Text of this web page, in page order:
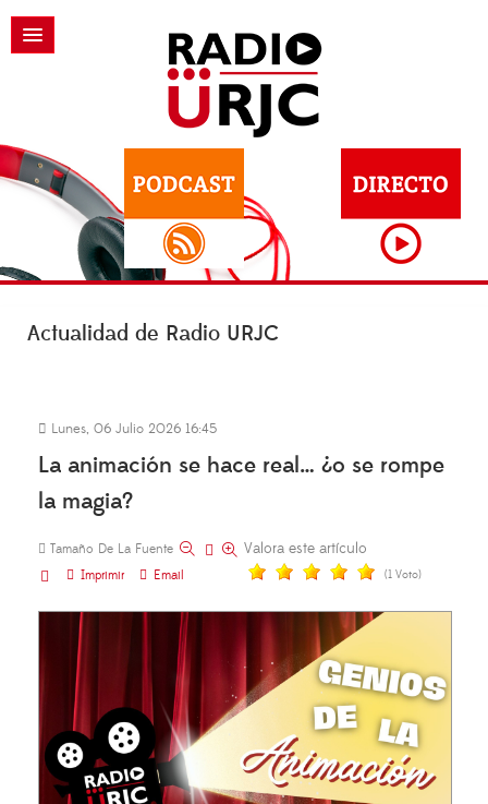
Actualidad de Radio URJC
Lunes, 06 Julio 2026 16:45
La animación se hace real… ¿o se rompe
la magia?
Tamaño De La Fuente
Imprimir
Email
Valora este artículo
(1 Voto)